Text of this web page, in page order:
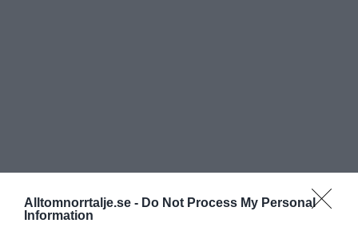
Alltomnorrtalje.se - Do Not Process My Personal
Information